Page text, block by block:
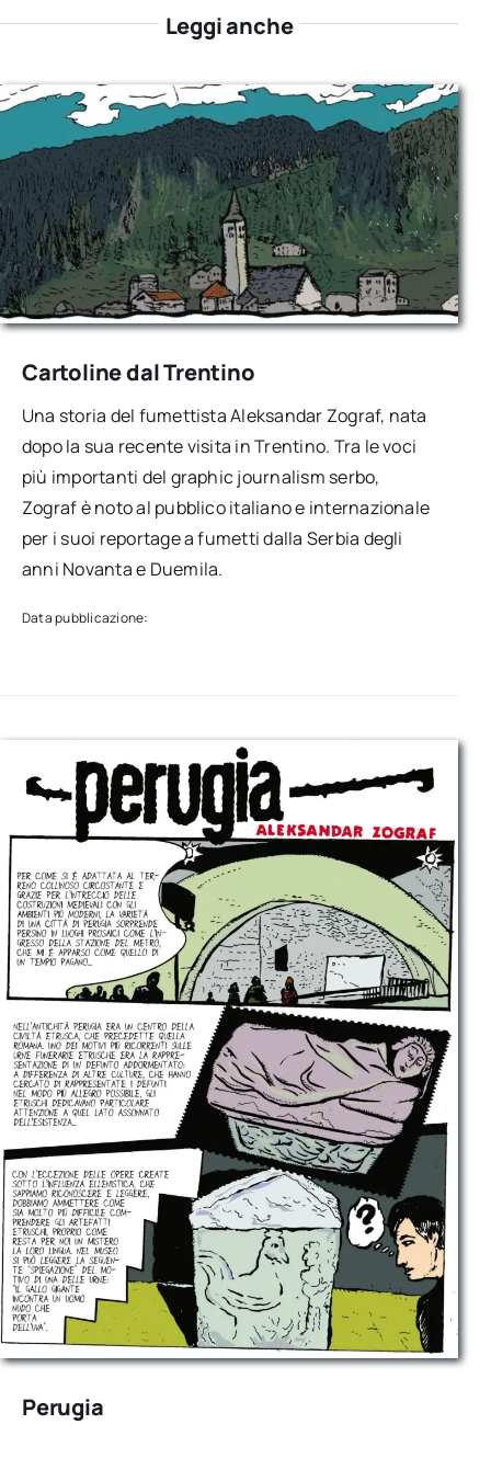
Leggi anche
Cartoline dal Trentino
Una storia del fumettista Aleksandar Zograf, nata
dopo la sua recente visita in Trentino. Tra le voci
più importanti del graphic journalism serbo,
Zograf è noto al pubblico italiano e internazionale
per i suoi reportage a fumetti dalla Serbia degli
anni Novanta e Duemila.
Data pubblicazione:
Perugia